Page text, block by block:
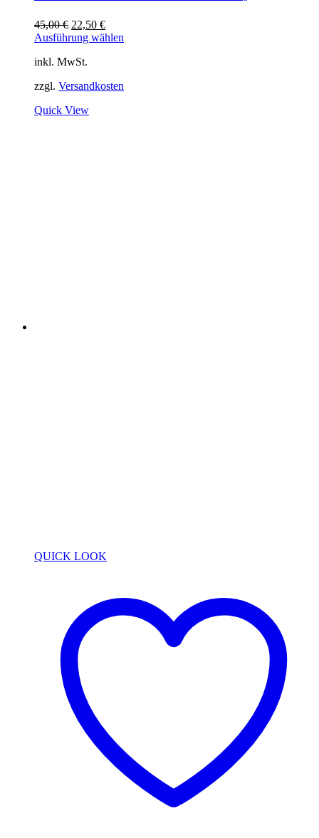
45,00€ Ursprünglicher
Preis
45,00 €
22,50 €Aktueller
Preis
Ausführung wählen
inkl. MwSt.
zzgl. Versandkosten
Quick View
QUICK LOOK